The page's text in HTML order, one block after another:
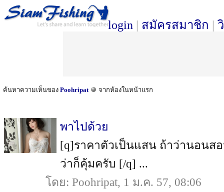
login | สมัครสมาชิก |
ค้นหาความเห็นของ Poohripat จากห้องในหน้าแรก
พาไปด้วย
[q]ราคาตัวเป็นแสน ถ้าว่านอนส
ว่าก็คุ้มครับ [/q] ...
โดย: Poohripat, 1 ม.ค. 57, 08:06